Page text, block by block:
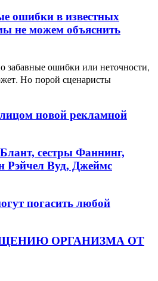
ошибки в известных
не можем объяснить
забавные ошибки или неточности,
Но порой сценаристы
новой рекламной
сестры Фаннинг,
Рэйчел Вуд, Джеймс
погасить любой
ОРГАНИЗМА ОТ